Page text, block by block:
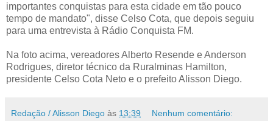
importantes conquistas para esta cidade em tão pouco
tempo de mandato", disse Celso Cota, que depois seguiu
para uma entrevista à Rádio Conquista FM.
Na foto acima, vereadores Alberto Resende e Anderson
Rodrigues, diretor técnico da Ruralminas Hamilton,
presidente Celso Cota Neto e o prefeito Alisson Diego.
Redação / Alisson Diego às 13:39 Nenhum comentário: